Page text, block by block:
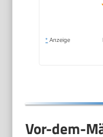
* Anzeige
Vor-dem-